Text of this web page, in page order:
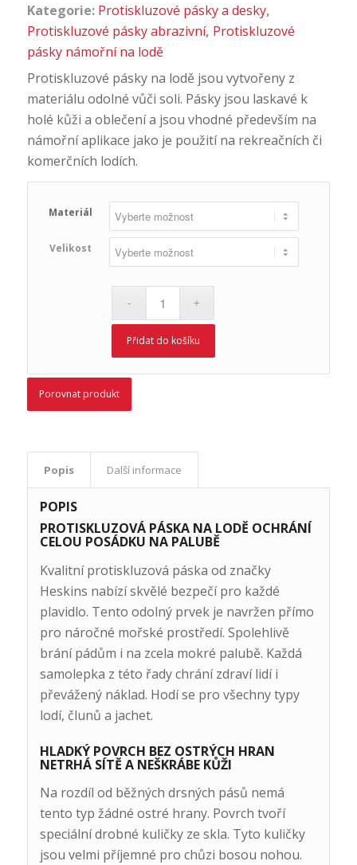
Kategorie: Protiskluzové pásky a desky,
Protiskluzové pásky abrazivní, Protiskluzové
pásky námořní na lodě
Protiskluzové pásky na lodě jsou vytvořeny z
materiálu odolné vůči soli. Pásky jsou laskavé k
holé kůži a oblečení a jsou vhodné především na
námořní aplikace jako je použití na rekreačních či
komerčních lodích.
Materiál
Velikost
Přidat do košíku
Porovnat produkt
Popis Další informace
POPIS
PROTISKLUZOVÁ PÁSKA NA LODĚ OCHRÁNÍ
CELOU POSÁDKU NA PALUBĚ
Kvalitní protiskluzová páska od značky
Heskins nabízí skvělé bezpečí pro každé
plavidlo. Tento odolný prvek je navržen přímo
pro náročné mořské prostředí. Spolehlivě
brání pádům i na zcela mokré palubě. Každá
samolepka z této řady chrání zdraví lidí i
převážený náklad. Hodí se pro všechny typy
lodí, člunů a jachet.
HLADKÝ POVRCH BEZ OSTRÝCH HRAN
NETRHÁ SÍTĚ A NEŠKRÁBE KŮŽI
Na rozdíl od běžných drsných pásů nemá
tento typ žádné ostré hrany. Povrch tvoří
speciální drobné kuličky ze skla. Tyto kuličky
jsou velmi příjemné pro chůzi bosou nohou.